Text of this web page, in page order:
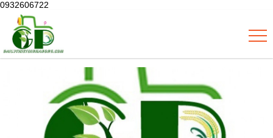
0932606722